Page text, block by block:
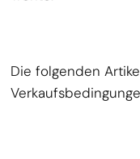
Die folgenden